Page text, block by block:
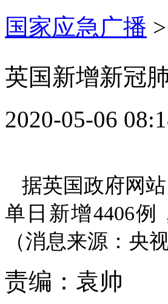
国家应急广播 >
英国新增新冠
2020-05-06
据英国政府网
单日新增4406例
（消息来源：央
责编： 袁帅